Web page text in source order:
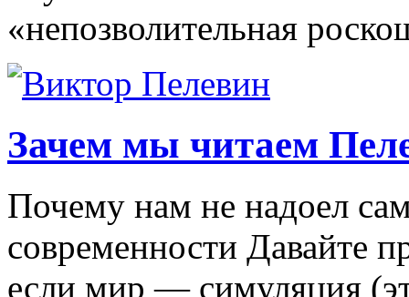
«непозволительная
Зачем мы читаем
Почему нам не надоел
современности Давайте
если мир — симуляция